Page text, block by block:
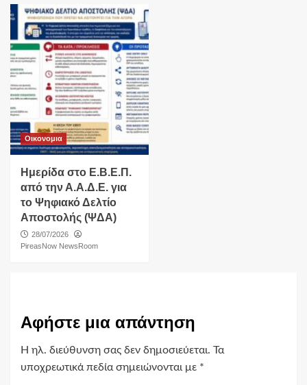
Οικονομια
Ημερίδα στο Ε.Β.Ε.Π.
από την Α.Α.Δ.Ε. για
το Ψηφιακό Δελτίο
Αποστολής (ΨΔΑ)
28/07/2026
PireasNow NewsRoom
Αφήστε μια απάντηση
Η ηλ. διεύθυνση σας δεν δημοσιεύεται. Τα
υποχρεωτικά πεδία σημειώνονται με *